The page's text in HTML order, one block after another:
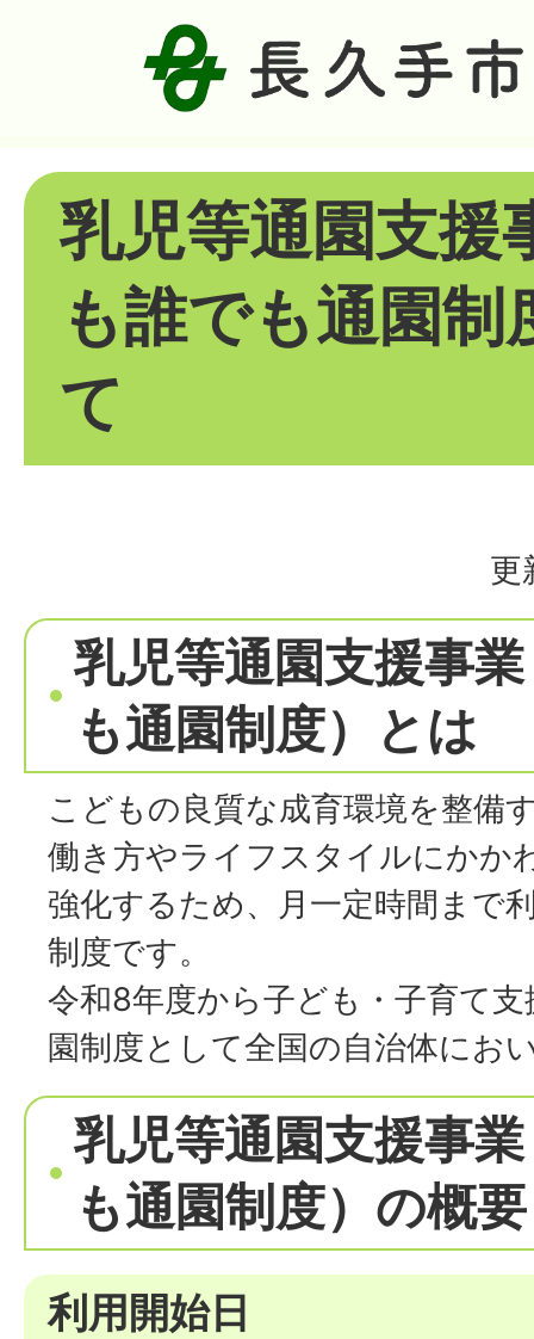
乳児等通園支援
も誰でも通園制
て
更
乳児等通園支援事
も通園制度）とは
こどもの良質な成育環境を整備
働き方やライフスタイルにかか
強化するため、月一定時間まで
制度です。
令和8年度から子ども・子育て
園制度として全国の自治体にお
乳児等通園支援事
も通園制度）の概要
利用開始日